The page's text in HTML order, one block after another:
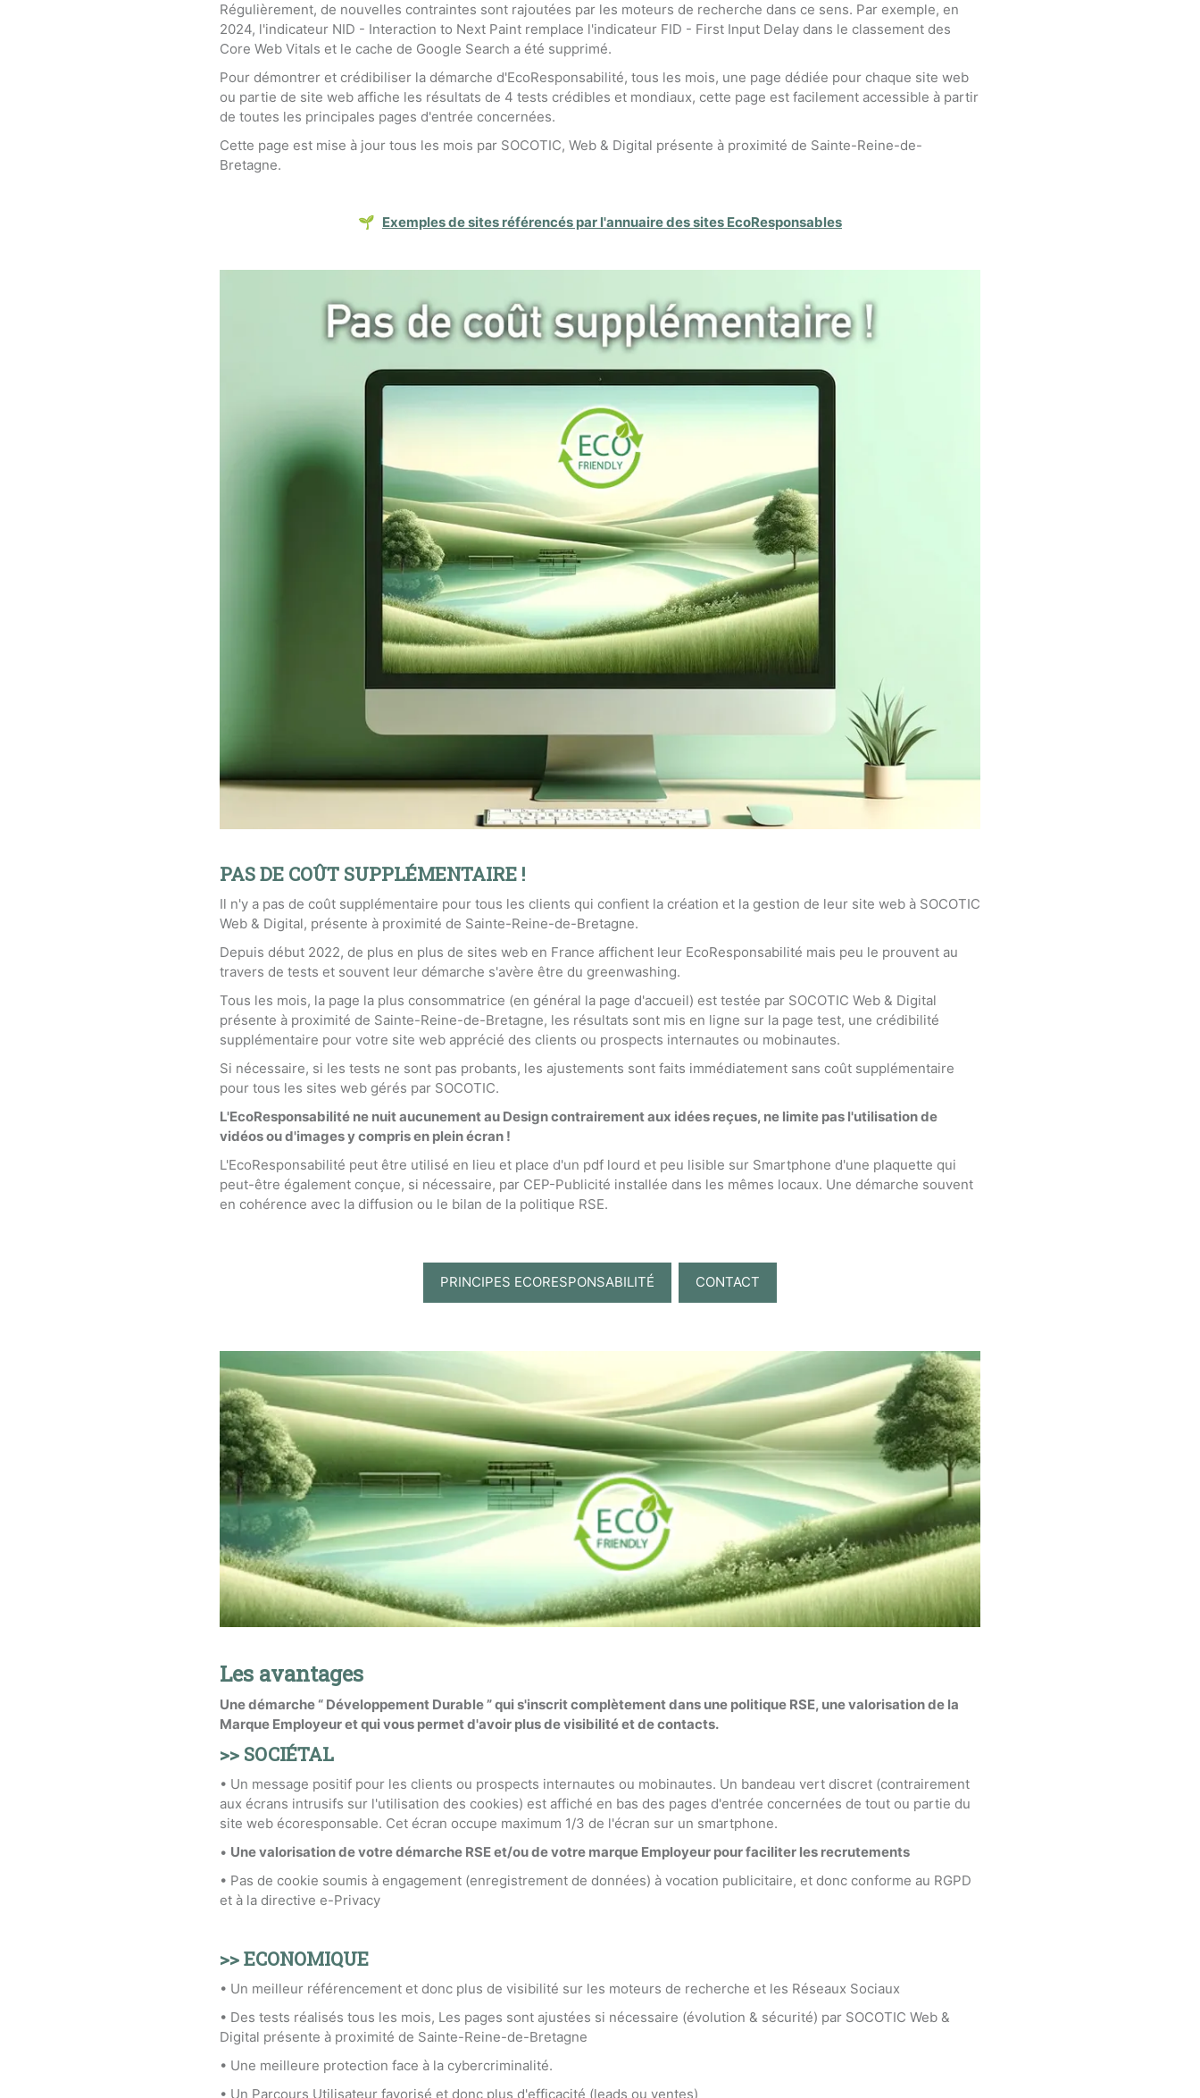
Régulièrement, de nouvelles contraintes sont rajoutées par les moteurs de recherche dans ce sens. Par exemple, en
2024, l'indicateur NID - Interaction to Next Paint remplace l'indicateur FID - First Input Delay dans le classement des
Core Web Vitals et le cache de Google Search a été supprimé.
Pour démontrer et crédibiliser la démarche d'EcoResponsabilité, tous les mois, une page dédiée pour chaque site web
ou partie de site web affiche les résultats de 4 tests crédibles et mondiaux, cette page est facilement accessible à partir
de toutes les principales pages d'entrée concernées.
Cette page est mise à jour tous les mois par SOCOTIC, Web & Digital présente à proximité de Sainte-Reine-de-
Bretagne.
🌱 Exemples de sites référencés par l'annuaire des sites EcoResponsables
PAS DE COÛT SUPPLÉMENTAIRE !
Il n'y a pas de coût supplémentaire pour tous les clients qui confient la création et la gestion de leur site web à SOCOTIC
Web & Digital, présente à proximité de Sainte-Reine-de-Bretagne.
Depuis début 2022, de plus en plus de sites web en France affichent leur EcoResponsabilité mais peu le prouvent au
travers de tests et souvent leur démarche s'avère être du greenwashing.
Tous les mois, la page la plus consommatrice (en général la page d'accueil) est testée par SOCOTIC Web & Digital
présente à proximité de Sainte-Reine-de-Bretagne, les résultats sont mis en ligne sur la page test, une crédibilité
supplémentaire pour votre site web apprécié des clients ou prospects internautes ou mobinautes.
Si nécessaire, si les tests ne sont pas probants, les ajustements sont faits immédiatement sans coût supplémentaire
pour tous les sites web gérés par SOCOTIC.
L'EcoResponsabilité ne nuit aucunement au Design contrairement aux idées reçues, ne limite pas l'utilisation de
vidéos ou d'images y compris en plein écran !
L'EcoResponsabilité peut être utilisé en lieu et place d'un pdf lourd et peu lisible sur Smartphone d'une plaquette qui
peut-être également conçue, si nécessaire, par CEP-Publicité installée dans les mêmes locaux. Une démarche souvent
en cohérence avec la diffusion ou le bilan de la politique RSE.
PRINCIPES ECORESPONSABILITÉ CONTACT
Les avantages
Une démarche “ Développement Durable ” qui s'inscrit complètement dans une politique RSE, une valorisation de la
Marque Employeur et qui vous permet d'avoir plus de visibilité et de contacts.
>> SOCIÉTAL
• Un message positif pour les clients ou prospects internautes ou mobinautes. Un bandeau vert discret (contrairement
aux écrans intrusifs sur l'utilisation des cookies) est affiché en bas des pages d'entrée concernées de tout ou partie du
site web écoresponsable. Cet écran occupe maximum 1/3 de l'écran sur un smartphone.
• Une valorisation de votre démarche RSE et/ou de votre marque Employeur pour faciliter les recrutements
• Pas de cookie soumis à engagement (enregistrement de données) à vocation publicitaire, et donc conforme au RGPD
et à la directive e-Privacy
>> ECONOMIQUE
• Un meilleur référencement et donc plus de visibilité sur les moteurs de recherche et les Réseaux Sociaux
• Des tests réalisés tous les mois, Les pages sont ajustées si nécessaire (évolution & sécurité) par SOCOTIC Web &
Digital présente à proximité de Sainte-Reine-de-Bretagne
• Une meilleure protection face à la cybercriminalité.
• Un Parcours Utilisateur favorisé et donc plus d'efficacité (leads ou ventes)